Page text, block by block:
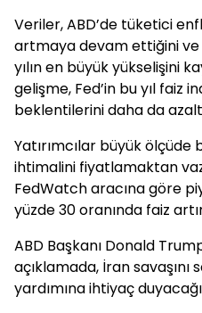
Veriler, ABD’de tüketici
artmaya devam ettiğini ve
yılın en büyük yükselişini
gelişme, Fed’in bu yıl faiz
beklentilerini daha da
Yatırımcılar büyük ölçüde
ihtimalini fiyatlamaktan
FedWatch aracına göre
yüzde 30 oranında faiz
ABD Başkanı Donald
açıklamada, İran savaşını
yardımına ihtiyaç